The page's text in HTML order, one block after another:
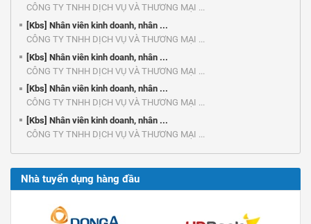
CÔNG TY TNHH DỊCH VỤ VÀ THƯƠNG MẠI ...
[Kbs] Nhân viên kinh doanh, nhân ...
CÔNG TY TNHH DỊCH VỤ VÀ THƯƠNG MẠI ...
[Kbs] Nhân viên kinh doanh, nhân ...
CÔNG TY TNHH DỊCH VỤ VÀ THƯƠNG MẠI ...
[Kbs] Nhân viên kinh doanh, nhân ...
CÔNG TY TNHH DỊCH VỤ VÀ THƯƠNG MẠI ...
[Kbs] Nhân viên kinh doanh, nhân ...
CÔNG TY TNHH DỊCH VỤ VÀ THƯƠNG MẠI ...
Nhà tuyển dụng hàng đầu